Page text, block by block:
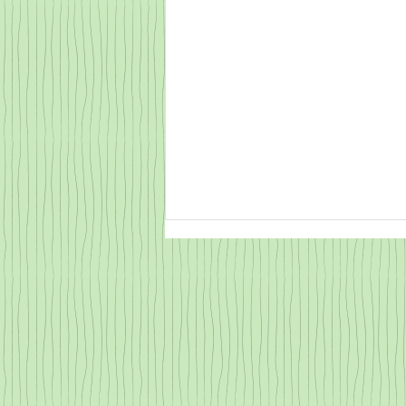
琴心流大正琴こころのふれあ